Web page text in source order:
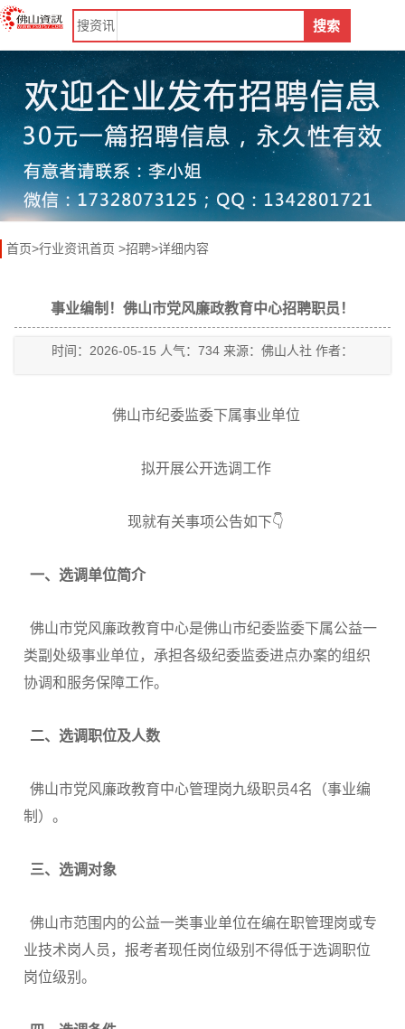
搜资讯 搜索
首页>行业资讯首页 >招聘>详细内容
事业编制！佛山市党风廉政教育中心招聘职员！
时间：2026-05-15 人气：734 来源：佛山人社 作者：
佛山市纪委监委下属事业单位
拟开展公开选调工作
现就有关事项公告如下👇
一、 选调单位简介
佛山市党风廉政教育中心是佛山市纪委监委下属公益一
类副处级事业单位，承担各级纪委监委进点办案的组织
协调和服务保障工作。
二、 选调职位及人数
佛山市党风廉政教育中心管理岗九级职员4名（事业编
制）。
三、 选调对象
佛山市范围内的公益一类事业单位在编在职管理岗或专
业技术岗人员，报考者现任岗位级别不得低于选调职位
岗位级别。